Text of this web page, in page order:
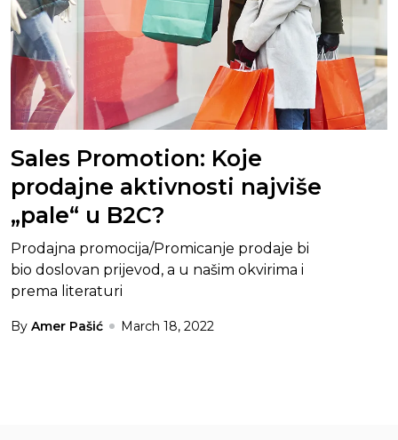
Sales Promotion: Koje
prodajne aktivnosti najviše
„pale“ u B2C?
Prodajna promocija/Promicanje prodaje bi
bio doslovan prijevod, a u našim okvirima i
prema literaturi
By Amer Pašić March 18, 2022